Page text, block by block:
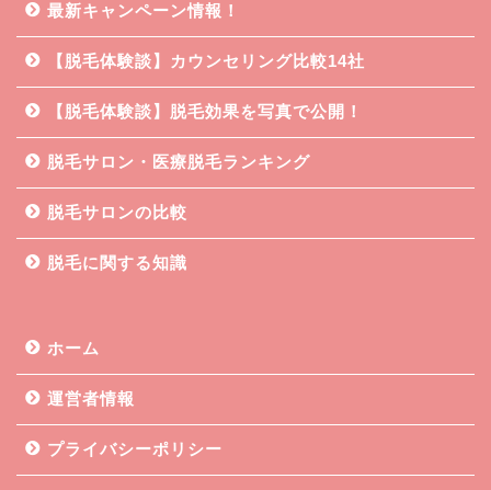
最新キャンペーン情報！
【脱毛体験談】カウンセリング比較14社
【脱毛体験談】脱毛効果を写真で公開！
脱毛サロン・医療脱毛ランキング
脱毛サロンの比較
脱毛に関する知識
ホーム
運営者情報
プライバシーポリシー